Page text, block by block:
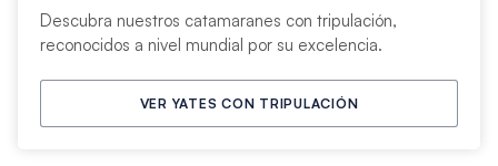
Descubra nuestros catamaranes con tripulación,
reconocidos a nivel mundial por su excelencia.
VER YATES CON TRIPULACIÓN